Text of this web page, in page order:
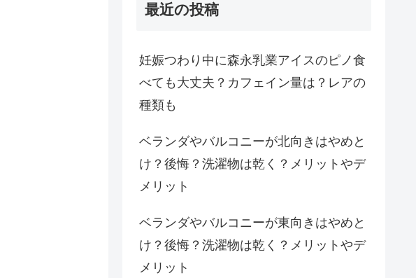
最近の投稿
妊娠つわり中に森永乳業アイスのピノ食
べても大丈夫？カフェイン量は？レアの
種類も
ベランダやバルコニーが北向きはやめと
け？後悔？洗濯物は乾く？メリットやデ
メリット
ベランダやバルコニーが東向きはやめと
け？後悔？洗濯物は乾く？メリットやデ
メリット